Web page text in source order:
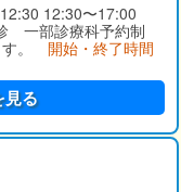
12:30〜17:00
一部診療科予約制
す。 開始・終了時間
見る